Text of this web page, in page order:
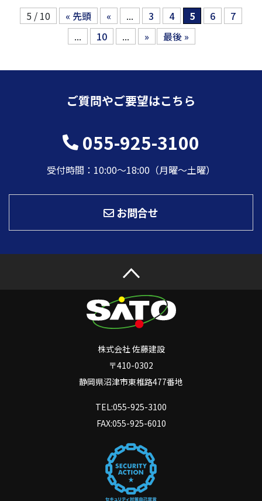
5 / 10 « 先頭 « ... 3 4 5 6
7
...
10 ... » 最後 »
ご質問やご要望はこちら
055-925-3100
受付時間：10:00〜18:00（月曜～土曜）
お問合せ
株式会社 佐藤建設
〒410-0302
静岡県沼津市東椎路477番地
TEL:055-925-3100
FAX:055-925-6010